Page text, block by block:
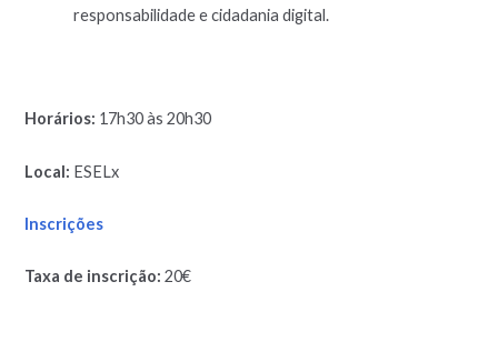
responsabilidade e cidadania digital.
Horários: 17h30 às 20h30
Local: ESELx
Inscrições
Taxa de inscrição: 20€